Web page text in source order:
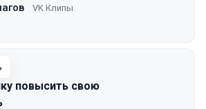
VK Клипы
повысить свою